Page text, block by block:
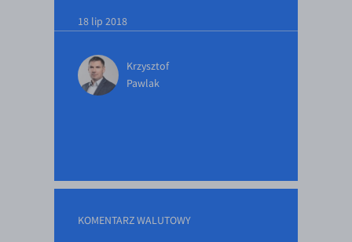
18 lip 2018
Krzysztof
Pawlak
KOMENTARZ WALUTOWY